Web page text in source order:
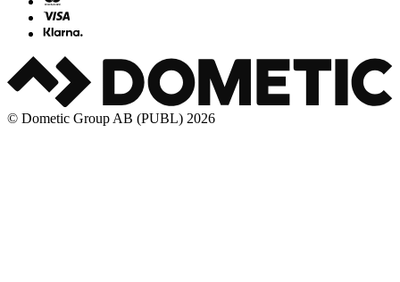
© Dometic Group AB (PUBL) 2026